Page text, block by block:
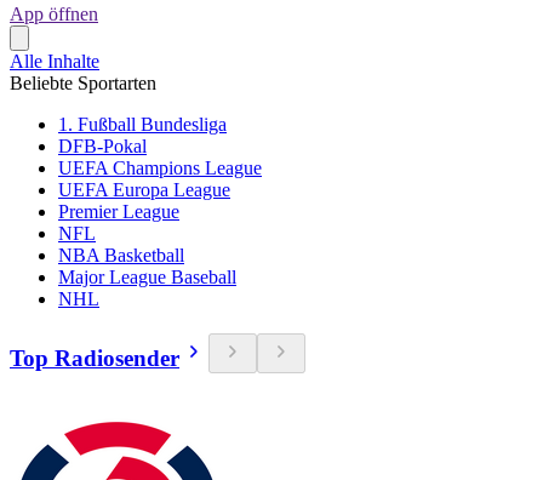
App öffnen
Alle Inhalte
Beliebte Sportarten
1. Fußball Bundesliga
DFB-Pokal
UEFA Champions League
UEFA Europa League
Premier League
NFL
NBA Basketball
Major League Baseball
NHL
Top Radiosender